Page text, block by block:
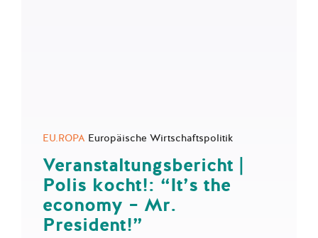
EU.ROPA Europäische Wirtschaftspolitik
Veranstaltungsbericht |
Polis kocht!: “It’s the
economy – Mr.
President!”